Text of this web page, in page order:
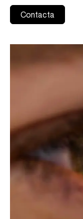
Contacta